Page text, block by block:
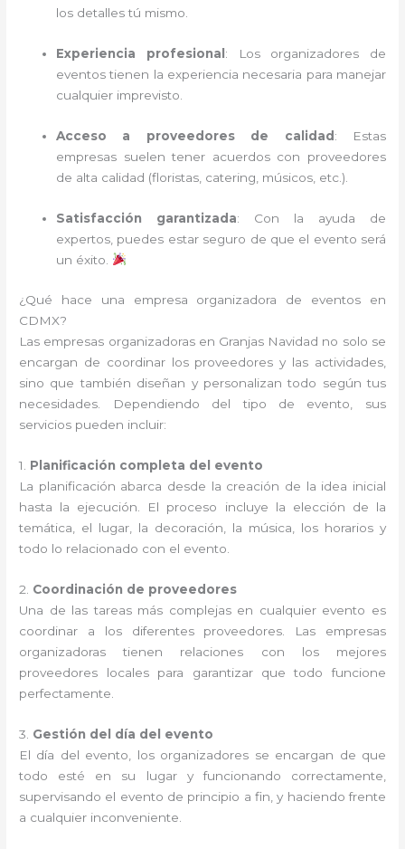
los detalles tú mismo.
Experiencia profesional : Los organizadores de
eventos tienen la experiencia necesaria para manejar
cualquier imprevisto.
Acceso a proveedores de calidad : Estas
empresas suelen tener acuerdos con proveedores
de alta calidad (floristas, catering, músicos, etc.).
Satisfacción garantizada: Con la ayuda de
expertos, puedes estar seguro de que el evento será
un éxito.
¿Qué hace una empresa organizadora de eventos en
CDMX?
Las empresas organizadoras en Granjas Navidad no solo se
encargan de coordinar los proveedores y las actividades,
sino que también diseñan y personalizan todo según tus
necesidades. Dependiendo del tipo de evento, sus
servicios pueden incluir:
1. Planificación completa del evento
La planificación abarca desde la creación de la idea inicial
hasta la ejecución. El proceso incluye la elección de la
temática, el lugar, la decoración, la música, los horarios y
todo lo relacionado con el evento.
2. Coordinación de proveedores
Una de las tareas más complejas en cualquier evento es
coordinar a los diferentes proveedores. Las empresas
organizadoras tienen relaciones con los mejores
proveedores locales para garantizar que todo funcione
perfectamente.
3. Gestión del día del evento
El día del evento, los organizadores se encargan de que
todo esté en su lugar y funcionando correctamente,
supervisando el evento de principio a fin, y haciendo frente
a cualquier inconveniente.